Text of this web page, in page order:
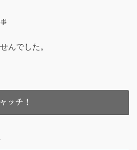
事
んでした。
ッチ！